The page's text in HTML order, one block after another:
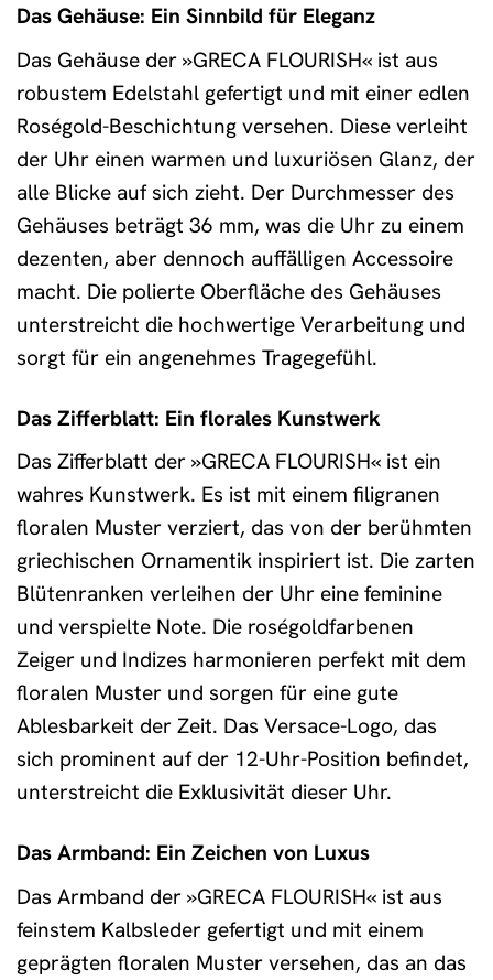
Das Gehäuse: Ein Sinnbild für Eleganz
Das Gehäuse der »GRECA FLOURISH« ist aus
robustem Edelstahl gefertigt und mit einer edlen
Roségold-Beschichtung versehen. Diese verleiht
der Uhr einen warmen und luxuriösen Glanz, der
alle Blicke auf sich zieht. Der Durchmesser des
Gehäuses beträgt 36 mm, was die Uhr zu einem
dezenten, aber dennoch auffälligen Accessoire
macht. Die polierte Oberfläche des Gehäuses
unterstreicht die hochwertige Verarbeitung und
sorgt für ein angenehmes Tragegefühl.
Das Zifferblatt: Ein florales Kunstwerk
Das Zifferblatt der »GRECA FLOURISH« ist ein
wahres Kunstwerk. Es ist mit einem filigranen
floralen Muster verziert, das von der berühmten
griechischen Ornamentik inspiriert ist. Die zarten
Blütenranken verleihen der Uhr eine feminine
und verspielte Note. Die roségoldfarbenen
Zeiger und Indizes harmonieren perfekt mit dem
floralen Muster und sorgen für eine gute
Ablesbarkeit der Zeit. Das Versace-Logo, das
sich prominent auf der 12-Uhr-Position befindet,
unterstreicht die Exklusivität dieser Uhr.
Das Armband: Ein Zeichen von Luxus
Das Armband der »GRECA FLOURISH« ist aus
feinstem Kalbsleder gefertigt und mit einem
geprägten floralen Muster versehen, das an das